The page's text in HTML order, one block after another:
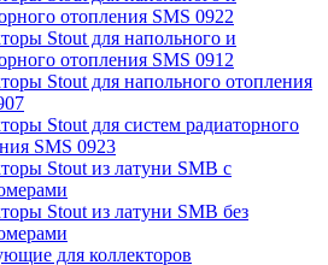
отопления SMS 0922
Stout для напольного и
отопления SMS 0912
Stout для напольного отопления
Stout для систем радиаторного
SMS 0923
Stout из латуни SMB с
Stout из латуни SMB без